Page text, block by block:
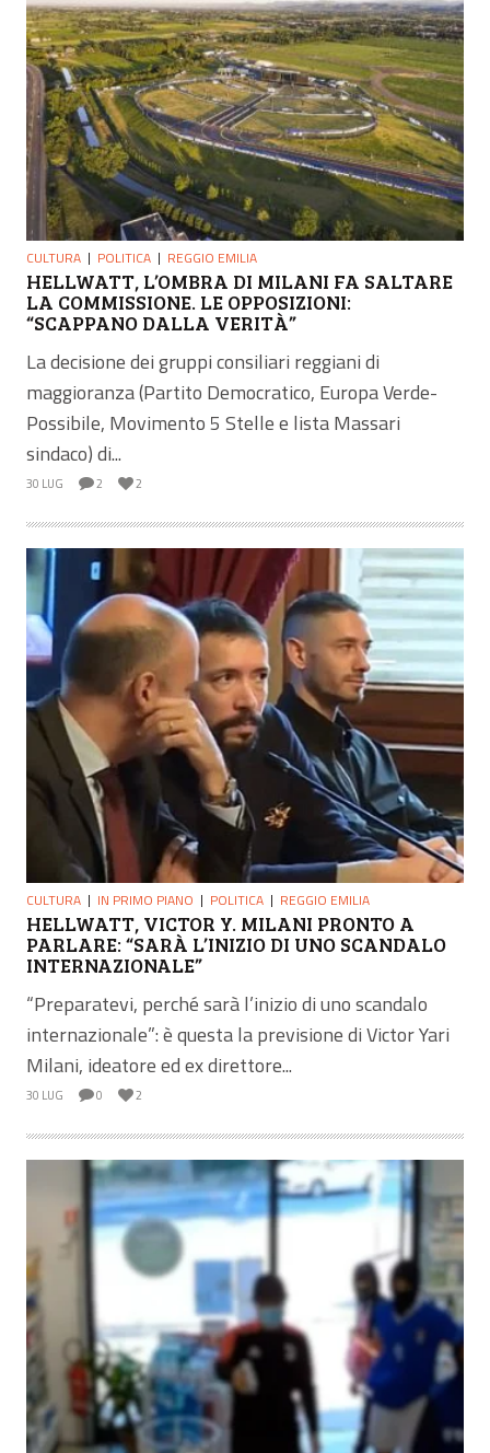
CULTURA POLITICA REGGIO EMILIA
HELLWATT, L’OMBRA DI MILANI FA SALTARE
LA COMMISSIONE. LE OPPOSIZIONI:
“SCAPPANO DALLA VERITÀ”
La decisione dei gruppi consiliari reggiani di
maggioranza (Partito Democratico, Europa Verde-
Possibile, Movimento 5 Stelle e lista Massari
sindaco) di...
30 LUG 2 2
CULTURA IN PRIMO PIANO POLITICA REGGIO EMILIA
HELLWATT, VICTOR Y. MILANI PRONTO A
PARLARE: “SARÀ L’INIZIO DI UNO SCANDALO
INTERNAZIONALE”
“Preparatevi, perché sarà l’inizio di uno scandalo
internazionale”: è questa la previsione di Victor Yari
Milani, ideatore ed ex direttore...
30 LUG 0 2